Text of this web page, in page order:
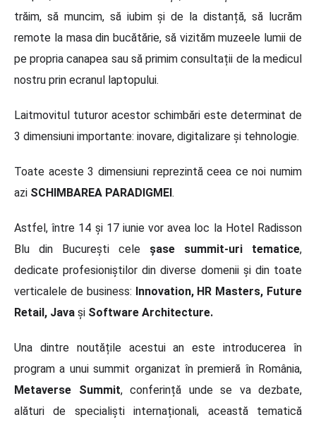
trăim, să muncim, să iubim și de la distanță, să lucrăm
remote la masa din bucătărie, să vizităm muzeele lumii de
pe propria canapea sau să primim consultații de la medicul
nostru prin ecranul laptopului.
Laitmovitul tuturor acestor schimbări este determinat de
3 dimensiuni importante: inovare, digitalizare și tehnologie.
Toate aceste 3 dimensiuni reprezintă ceea ce noi numim
azi SCHIMBAREA PARADIGMEI .
Astfel, între 14 și 17 iunie vor avea loc la Hotel Radisson
Blu din București cele șase summit-uri tematice,
dedicate profesioniștilor din diverse domenii și din toate
verticalele de business: Innovation, HR Masters, Future
Retail, Java și Software Architecture.
Una dintre noutățile acestui an este introducerea în
program a unui summit organizat în premieră în România,
Metaverse Summit, conferință unde se va dezbate,
alături de specialiști internaționali, această tematică